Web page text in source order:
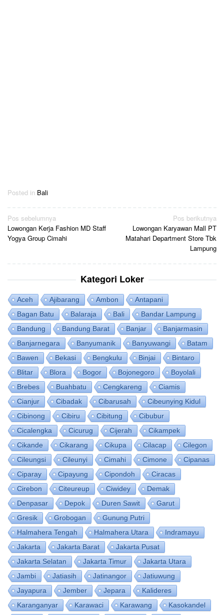
Posted in Bali
Navigasi
pos
Pos sebelumnya
Lowongan Kerja Fashion MD Staff
Yogya Group Cimahi
Pos berikutnya
Lowongan Karyawan Mall PT
Matahari Department Store Tbk
Lampung
Kategori Loker
Aceh Ajibarang Ambon
Antapani
Bagan Batu
Balaraja Bali
Bandar Lampung
Bandung
Bandung Barat Banjar
Banjarmasin
Banjarnegara
Banyumanik Banyuwangi
Batam
Bawen
Bekasi Bengkulu Binjai
Bintaro
Blitar
Blora Bogor Bojonegoro
Boyolali
Brebes
Buahbatu Cengkareng
Ciamis
Cianjur
Cibadak Cibarusah
Cibeunying Kidul
Cibinong
Cibiru Cibitung
Cibubur
Cicalengka
Cicurug Cijerah
Cikampek
Cikande
Cikarang Cikupa Cilacap
Cilegon
Cileungsi
Cileunyi Cimahi Cimone
Cipanas
Ciparay
Cipayung Cipondoh
Ciracas
Cirebon
Citeureup Ciwidey
Demak
Denpasar
Depok Duren Sawit
Garut
Gresik
Grobogan
Gunung Putri
Halmahera Tengah
Halmahera Utara
Indramayu
Jakarta
Jakarta Barat
Jakarta Pusat
Jakarta Selatan
Jakarta Timur
Jakarta Utara
Jambi
Jatiasih Jatinangor
Jatiuwung
Jayapura
Jember Jepara
Kalideres
Karanganyar
Karawaci Karawang
Kasokandel